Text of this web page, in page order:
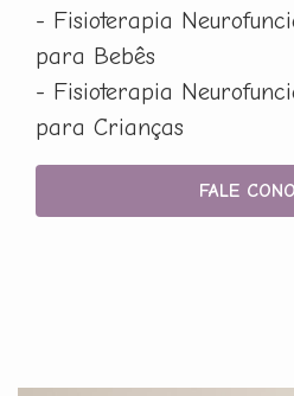
- Fisioterapia
para Bebês
- Fisioterapia
para Crianças
FALE